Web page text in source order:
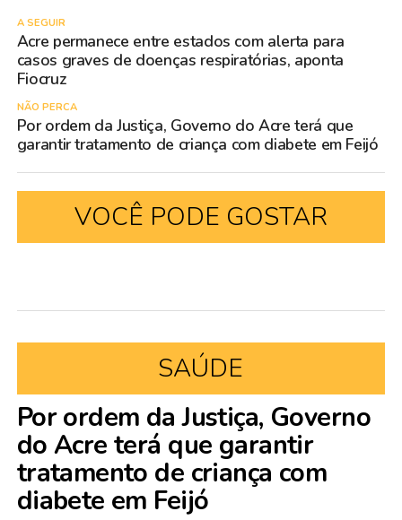
A SEGUIR
Acre permanece entre estados com alerta para
casos graves de doenças respiratórias, aponta
Fiocruz
NÃO PERCA
Por ordem da Justiça, Governo do Acre terá que
garantir tratamento de criança com diabete em Feijó
VOCÊ PODE GOSTAR
SAÚDE
Por ordem da Justiça, Governo
do Acre terá que garantir
tratamento de criança com
diabete em Feijó